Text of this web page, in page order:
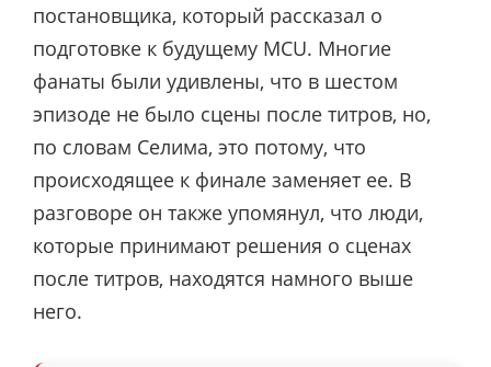
постановщика, который рассказал о
подготовке к будущему MCU. Многие
фанаты были удивлены, что в шестом
эпизоде не было сцены после титров, но,
по словам Селима, это потому, что
происходящее к финале заменяет ее. В
разговоре он также упомянул, что люди,
которые принимают решения о сценах
после титров, находятся намного выше
него.